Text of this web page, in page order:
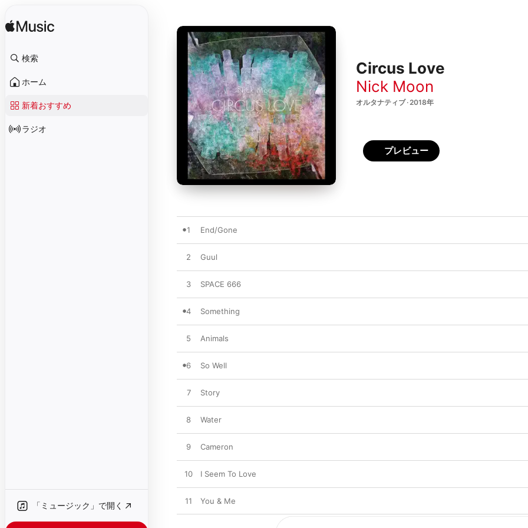
検索
ホーム
新着おすすめ
ラジオ
「ミュージック」で開く
Circus Love
Nick Moon
オルタナティブ · 2018年
プレビュー
1 End/Gone
2 Guul
3 SPACE 666
4 Something
5 Animals
6 So Well
7 Story
8 Water
9 Cameron
10 I Seem To Love
11 You & Me